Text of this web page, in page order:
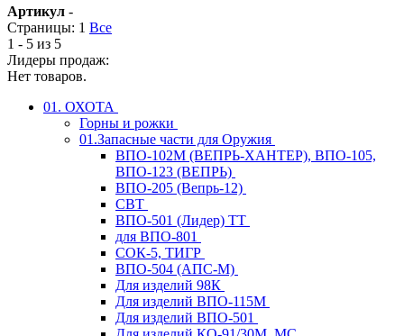
Артикул -
Страницы: 1 Все
1 - 5 из 5
Лидеры продаж:
Нет товаров.
01. ОХОТА
Горны и рожки
01.Запасные части для Оружия
ВПО-102М (ВЕПРЬ-ХАНТЕР), ВПО-105,
ВПО-123 (ВЕПРЬ)
ВПО-205 (Вепрь-12)
СВТ
ВПО-501 (Лидер) ТТ
для ВПО-801
СОК-5, ТИГР
ВПО-504 (АПС-М)
Для изделий 98К
Для изделий ВПО-115М
Для изделий ВПО-501